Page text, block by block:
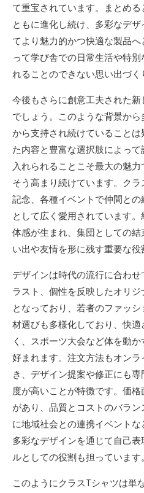
て重宝されています。まとめ
ともに進化し続け、多彩なデ
てより魅力的かつ快適な製品
って学び舎での日常生活や特
れることのできない思い出づく
今後もさらに創意工夫された
でしょう。このような背景か
から支持され続けていること
た内容と豊富な選択肢によっ
入れられることこそ最大の魅
そう高まり続けています。ク
記念、各種イベントで仲間と
として広く愛用されています
体感が生まれ、集団としての
い出や友情を形に残す重要な役
デザインは時代の流行に合わ
ラスト、個性を反映したオリ
となっており、若者のファッ
材選びも多様化しており、快
く、スポーツ大会など体を動
好まれます。注文方法もオン
き、デザイン提案や修正にも
度が高いことが特徴です。価
があり、品質とコストのバラ
に地域社会との連携イベントな
多彩なデザインを通じて自己
ルとしての役割も担っています。
このようにクラスTシャツは単